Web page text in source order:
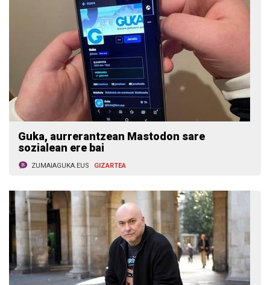
Guka, aurrerantzean Mastodon sare
sozialean ere bai
ZUMAIAGUKA.EUS GIZARTEA